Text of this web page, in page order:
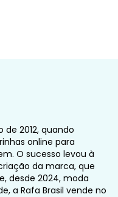
de 2012, quando
online para
O sucesso levou à
da marca, que
desde 2024, moda
a Rafa Brasil vende no